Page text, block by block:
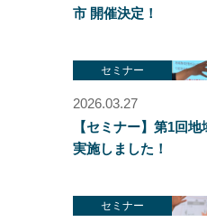
市 開催決定！
セミナー
2026.03.27
【セミナー】第1回
実施しました！
セミナー